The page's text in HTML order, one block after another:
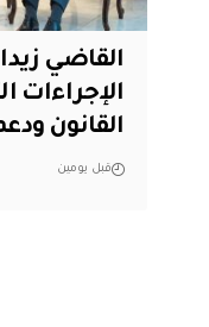
القاضي
الإجراءات
القانون
قبل يومين